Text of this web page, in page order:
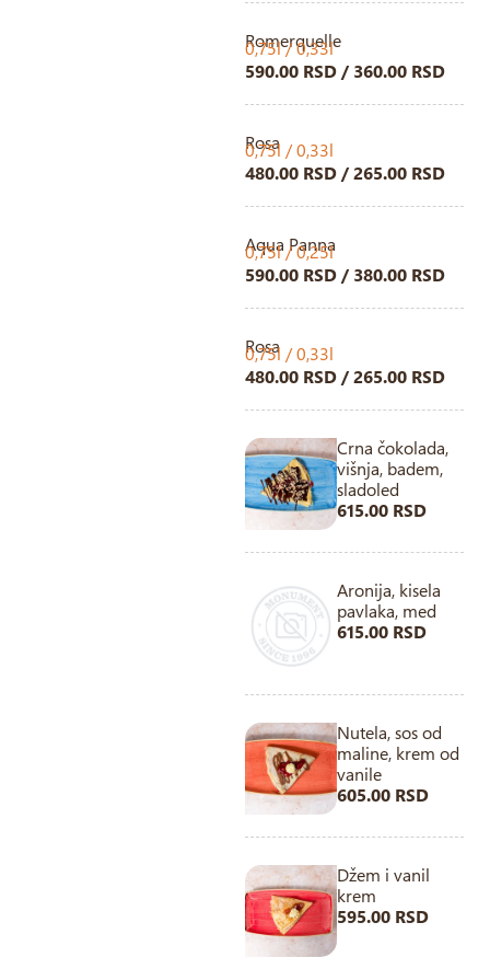
Romerquelle
0,75l / 0,33l
590.00 RSD / 360.00 RSD
Rosa
0,75l / 0,33l
480.00 RSD / 265.00 RSD
Aqua Panna
0,75l / 0,25l
590.00 RSD / 380.00 RSD
Rosa
0,75l / 0,33l
480.00 RSD / 265.00 RSD
Crna čokolada,
višnja, badem,
sladoled
615.00 RSD
Aronija, kisela
pavlaka, med
615.00 RSD
Nutela, sos od
maline, krem od
vanile
605.00 RSD
Džem i vanil
krem
595.00 RSD